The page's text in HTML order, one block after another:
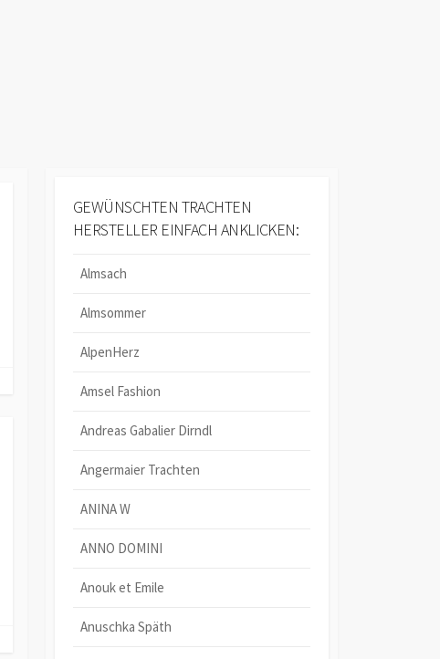
GEWÜNSCHTEN TRACHTEN
HERSTELLER EINFACH ANKLICKEN:
Almsach
Almsommer
AlpenHerz
Amsel Fashion
Andreas Gabalier Dirndl
Angermaier Trachten
ANINA W
ANNO DOMINI
Anouk et Emile
Anuschka Späth